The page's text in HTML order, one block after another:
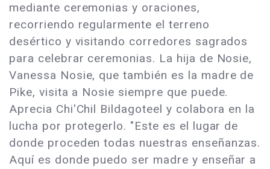
mediante ceremonias y oraciones,
recorriendo regularmente el terreno
desértico y visitando corredores sagrados
para celebrar ceremonias. La hija de Nosie,
Vanessa Nosie, que también es la madre de
Pike, visita a Nosie siempre que puede.
Aprecia Chi'Chil Bildagoteel y colabora en la
lucha por protegerlo. "Este es el lugar de
donde proceden todas nuestras enseñanzas.
Aquí es donde puedo ser madre y enseñar a